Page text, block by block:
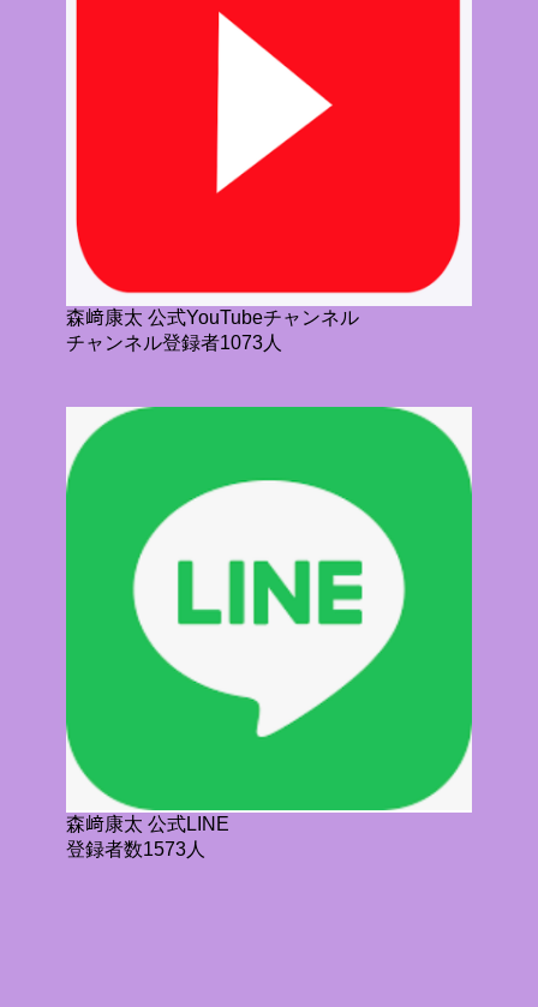
森﨑康太 公式YouTubeチャンネル
チャンネル登録者1073人
森﨑康太 公式LINE
登録者数1573人